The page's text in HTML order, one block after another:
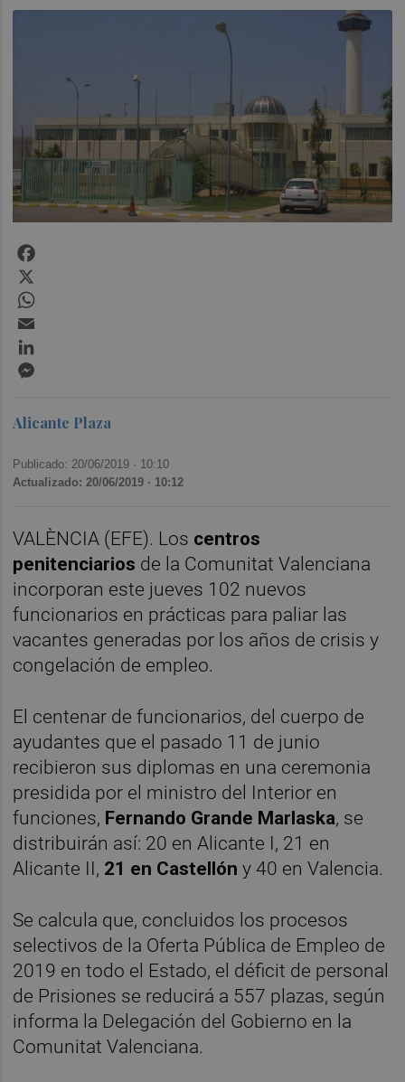
Alicante Plaza
Publicado: 20/06/2019 · 10:10
Actualizado: 20/06/2019 · 10:12
VALÈNCIA (EFE). Los centros
penitenciarios de la Comunitat Valenciana
incorporan este jueves 102 nuevos
funcionarios en prácticas para paliar las
vacantes generadas por los años de crisis y
congelación de empleo.
El centenar de funcionarios, del cuerpo de
ayudantes que el pasado 11 de junio
recibieron sus diplomas en una ceremonia
presidida por el ministro del Interior en
funciones, Fernando Grande Marlaska, se
distribuirán así: 20 en Alicante I, 21 en
Alicante II, 21 en Castellón y 40 en Valencia.
Se calcula que, concluidos los procesos
selectivos de la Oferta Pública de Empleo de
2019 en todo el Estado, el déficit de personal
de Prisiones se reducirá a 557 plazas, según
informa la Delegación del Gobierno en la
Comunitat Valenciana.